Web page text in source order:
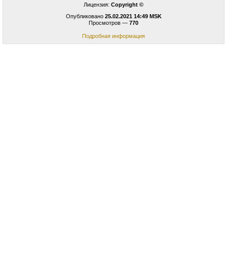
Лицензия: Copyright ©
Опубликовано 25.02.2021 14:49 MSK
Просмотров — 770
Подробная информация